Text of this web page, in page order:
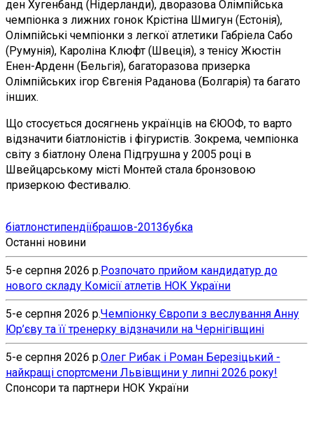
ден Хугенбанд (Нідерланди), дворазова Олімпійська
чемпіонка з лижних гонок Крістіна Шмигун (Естонія),
Олімпійські чемпіонки з легкої атлетики Габріела Сабо
(Румунія), Кароліна Клюфт (Швеція), з тенісу Жюстін
Енен-Арденн (Бельгія), багаторазова призерка
Олімпійських ігор Євгенія Раданова (Болгарія) та багато
інших.
Що стосується досягнень українців на ЄЮОФ, то варто
відзначити біатлоністів і фігуристів. Зокрема, чемпіонка
світу з біатлону Олена Підгрушна у 2005 році в
Швейцарському місті Монтей стала бронзовою
призеркою Фестивалю.
біатлонстипендіїбрашов-2013бубка
Останні новини
5-е серпня 2026 р.Розпочато прийом кандидатур до
нового складу Комісії атлетів НОК України
5-е серпня 2026 р.Чемпіонку Європи з веслування Анну
Юр’єву та її тренерку відзначили на Чернігівщині
5-е серпня 2026 р.Олег Рибак і Роман Березіцький -
найкращі спортсмени Львівщини у липні 2026 року!
Спонсори та партнери НОК України